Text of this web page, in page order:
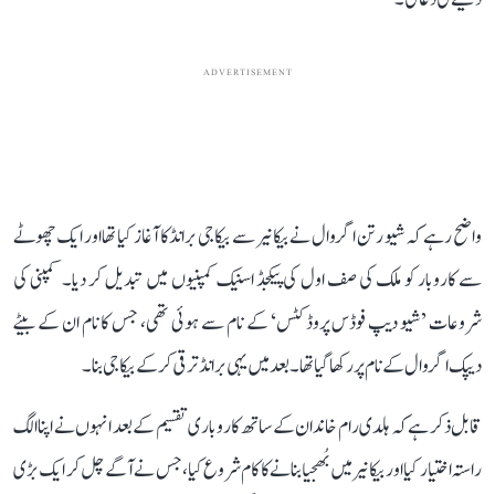
ADVERTISEMENT
واضح رہے کہ شیو رتن اگروال نے بیکانیر سے بیکاجی برانڈ کا آغاز کیا تھا اور ایک چھوٹے
سے کاروبار کو ملک کی صف اول کی پیکجڈ اسنیک کمپنیوں میں تبدیل کر دیا۔ کمپنی کی
شروعات ’شیو دیپ فوڈس پروڈکٹس‘ کے نام سے ہوئی تھی، جس کا نام ان کے بیٹے
دیپک اگروال کے نام پر رکھا گیا تھا۔ بعد میں یہی برانڈ ترقی کر کے بیکاجی بنا۔
قابل ذکر ہے کہ ہلدی رام خاندان کے ساتھ کاروباری تقسیم کے بعد انہوں نے اپنا الگ
راستہ اختیار کیا اور بیکانیر میں بُھجیا بنانے کا کام شروع کیا، جس نے آگے چل کر ایک بڑی